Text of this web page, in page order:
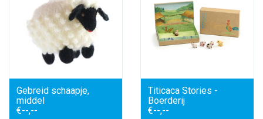
Gebreid schaapje,
middel
€--,--
Titicaca Stories -
Boerderij
€--,--